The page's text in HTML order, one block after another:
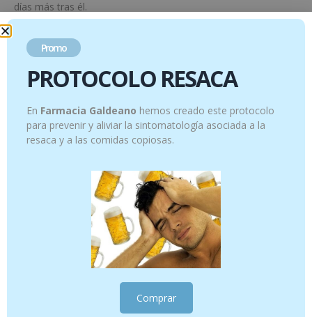
días más tras él.
sobres de Gasteel Vet durante la situación de estrés, hasta 7
días después de la finalización de la misma. Si la situación es
predecible, también 3 días antes de ella.
Productos relacionados
PROTOCOLO MEJOR AMIGO <8kg
Adolac – LImpiador auditivo para perros
Promo
PROTOCOLO RESACA
En Farmacia Galdeano hemos creado este protocolo
para prevenir y aliviar la sintomatología asociada a la
resaca y a las comidas copiosas.
Comprar